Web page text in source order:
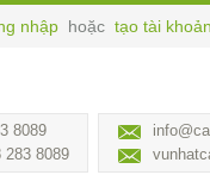
nhập hoặc tạo tài khoản
8089
283 8089